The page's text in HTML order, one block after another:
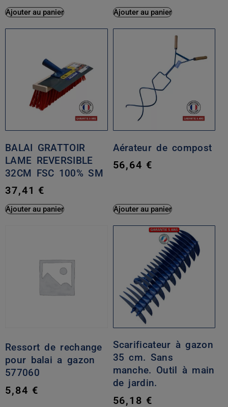
Ajouter au panier Ajouter au panier
BALAI GRATTOIR
LAME REVERSIBLE
32CM FSC 100% SM
37,41 €
Ajouter au panier
Aérateur de compost
56,64 €
Ajouter au panier
Ressort de rechange
pour balai a gazon
577060
5,84 €
Scarificateur à gazon
35 cm. Sans
manche. Outil à main
de jardin.
56,18 €